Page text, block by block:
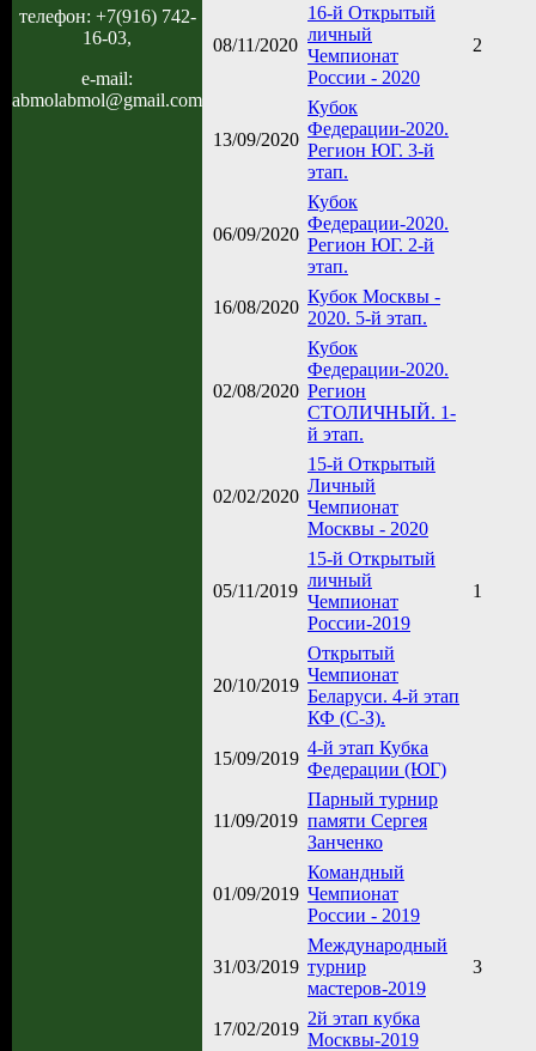
телефон: +7(916) 742-
16-03,
e-mail:
abmolabmol@gmail.com
08/11/2020
16-й Открытый
личный
Чемпионат
России - 2020
2
13/09/2020
Кубок
Федерации-2020.
Регион ЮГ. 3-й
этап.
06/09/2020
Кубок
Федерации-2020.
Регион ЮГ. 2-й
этап.
16/08/2020
Кубок Москвы -
2020. 5-й этап.
02/08/2020
Кубок
Федерации-2020.
Регион
СТОЛИЧНЫЙ. 1-
й этап.
02/02/2020
15-й Открытый
Личный
Чемпионат
Москвы - 2020
05/11/2019
15-й Открытый
личный
Чемпионат
России-2019
1
20/10/2019
Открытый
Чемпионат
Беларуси. 4-й этап
КФ (С-З).
15/09/2019
4-й этап Кубка
Федерации (ЮГ)
11/09/2019
Парный турнир
памяти Сергея
Занченко
01/09/2019
Командный
Чемпионат
России - 2019
31/03/2019
Международный
турнир
мастеров-2019
3
17/02/2019
2й этап кубка
Москвы-2019